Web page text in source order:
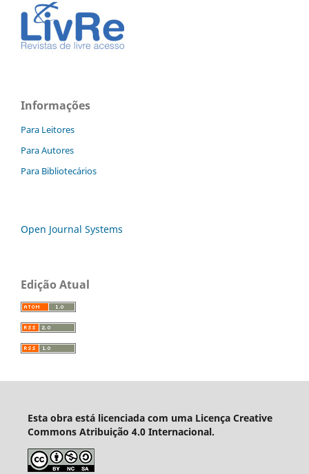
Informações
Para Leitores
Para Autores
Para Bibliotecários
Open Journal Systems
Edição Atual
Esta obra está licenciada com uma Licença Creative
Commons Atribuição 4.0 Internacional.